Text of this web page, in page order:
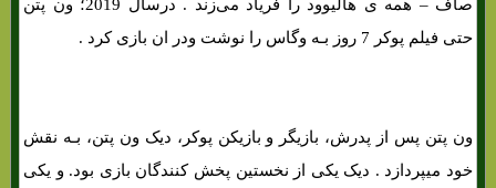
صاف – همه ی هالیوود را فریاد می‌زند . درسال 2019؛ ون پتن
حتی فیلم پوکر 7 روز بـه وگاس را نوشت ودر ان بازی کرد .
ون پتن پس از پدرش، بازیگر و بازیکن پوکر، دیک ون پتن، بـه نقش
خود میپردازد . دیک یکی از نخستین پخش کنندگان بازی بود. و یکی